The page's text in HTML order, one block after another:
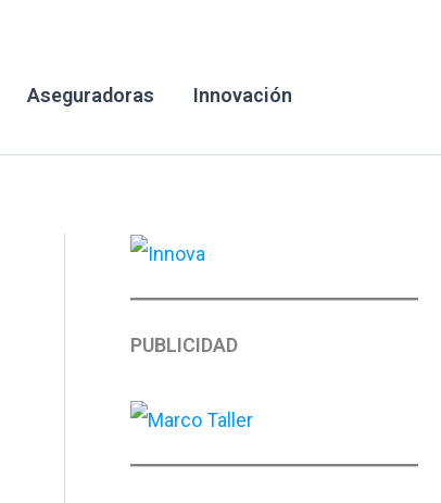
Aseguradoras
Innovación
PUBLICIDAD